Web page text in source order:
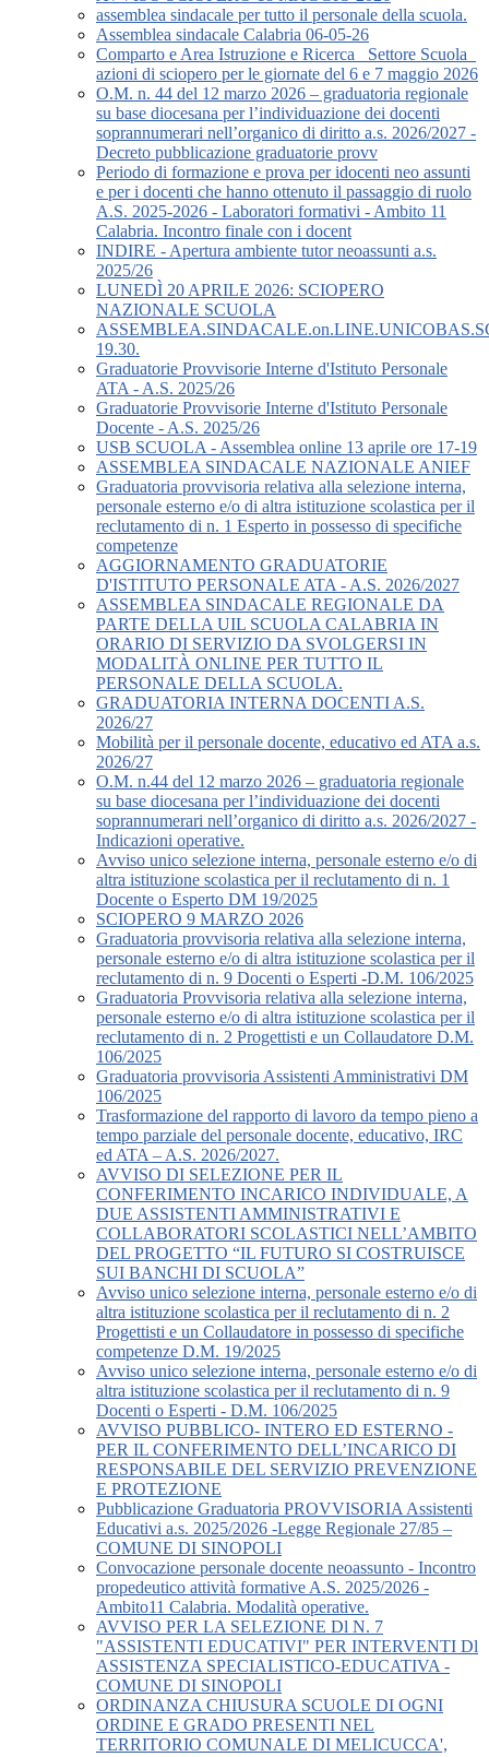
assemblea sindacale per tutto il personale della scuola.
Assemblea sindacale Calabria 06-05-26
Comparto e Area Istruzione e Ricerca_ Settore Scuola_
azioni di sciopero per le giornate del 6 e 7 maggio 2026
O.M. n. 44 del 12 marzo 2026 – graduatoria regionale
su base diocesana per l’individuazione dei docenti
soprannumerari nell’organico di diritto a.s. 2026/2027 -
Decreto pubblicazione graduatorie provv
Periodo di formazione e prova per idocenti neo assunti
e per i docenti che hanno ottenuto il passaggio di ruolo
A.S. 2025-2026 - Laboratori formativi - Ambito 11
Calabria. Incontro finale con i docent
INDIRE - Apertura ambiente tutor neoassunti a.s.
2025/26
LUNEDÌ 20 APRILE 2026: SCIOPERO
NAZIONALE SCUOLA
19.30.
Graduatorie Provvisorie Interne d'Istituto Personale
ATA - A.S. 2025/26
Graduatorie Provvisorie Interne d'Istituto Personale
Docente - A.S. 2025/26
USB SCUOLA - Assemblea online 13 aprile ore 17-19
ASSEMBLEA SINDACALE NAZIONALE ANIEF
Graduatoria provvisoria relativa alla selezione interna,
personale esterno e/o di altra istituzione scolastica per il
reclutamento di n. 1 Esperto in possesso di specifiche
competenze
AGGIORNAMENTO GRADUATORIE
D'ISTITUTO PERSONALE ATA - A.S. 2026/2027
ASSEMBLEA SINDACALE REGIONALE DA
PARTE DELLA UIL SCUOLA CALABRIA IN
ORARIO DI SERVIZIO DA SVOLGERSI IN
MODALITÀ ONLINE PER TUTTO IL
PERSONALE DELLA SCUOLA.
GRADUATORIA INTERNA DOCENTI A.S.
2026/27
Mobilità per il personale docente, educativo ed ATA a.s.
2026/27
O.M. n.44 del 12 marzo 2026 – graduatoria regionale
su base diocesana per l’individuazione dei docenti
soprannumerari nell’organico di diritto a.s. 2026/2027 -
Indicazioni operative.
Avviso unico selezione interna, personale esterno e/o di
altra istituzione scolastica per il reclutamento di n. 1
Docente o Esperto DM 19/2025
SCIOPERO 9 MARZO 2026
Graduatoria provvisoria relativa alla selezione interna,
personale esterno e/o di altra istituzione scolastica per il
reclutamento di n. 9 Docenti o Esperti -D.M. 106/2025
Graduatoria Provvisoria relativa alla selezione interna,
personale esterno e/o di altra istituzione scolastica per il
reclutamento di n. 2 Progettisti e un Collaudatore D.M.
106/2025
Graduatoria provvisoria Assistenti Amministrativi DM
106/2025
Trasformazione del rapporto di lavoro da tempo pieno a
tempo parziale del personale docente, educativo, IRC
ed ATA – A.S. 2026/2027.
AVVISO DI SELEZIONE PER IL
CONFERIMENTO INCARICO INDIVIDUALE, A
DUE ASSISTENTI AMMINISTRATIVI E
COLLABORATORI SCOLASTICI NELL’AMBITO
DEL PROGETTO “IL FUTURO SI COSTRUISCE
SUI BANCHI DI SCUOLA”
Avviso unico selezione interna, personale esterno e/o di
altra istituzione scolastica per il reclutamento di n. 2
Progettisti e un Collaudatore in possesso di specifiche
competenze D.M. 19/2025
Avviso unico selezione interna, personale esterno e/o di
altra istituzione scolastica per il reclutamento di n. 9
Docenti o Esperti - D.M. 106/2025
AVVISO PUBBLICO- INTERO ED ESTERNO -
PER IL CONFERIMENTO DELL’INCARICO DI
RESPONSABILE DEL SERVIZIO PREVENZIONE
E PROTEZIONE
Pubblicazione Graduatoria PROVVISORIA Assistenti
Educativi a.s. 2025/2026 -Legge Regionale 27/85 –
COMUNE DI SINOPOLI
Convocazione personale docente neoassunto - Incontro
propedeutico attività formative A.S. 2025/2026 -
Ambito11 Calabria. Modalità operative.
AVVISO PER LA SELEZIONE Dl N. 7
"ASSISTENTI EDUCATIVI" PER INTERVENTI Dl
ASSISTENZA SPECIALISTICO-EDUCATIVA -
COMUNE DI SINOPOLI
ORDINANZA CHIUSURA SCUOLE DI OGNI
ORDINE E GRADO PRESENTI NEL
TERRITORIO COMUNALE DI MELICUCCA',